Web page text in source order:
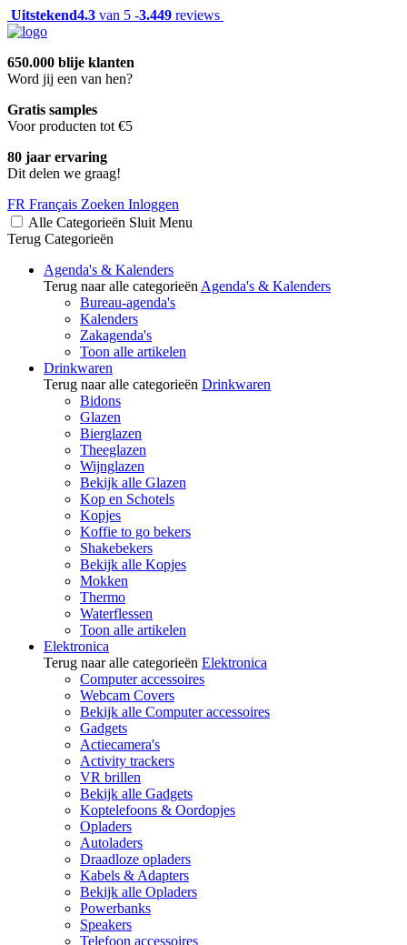
Uitstekend4.3 van 5 -3.449 reviews
650.000 blije klanten
Word jij een van hen?
Gratis samples
Voor producten tot €5
80 jaar ervaring
Dit delen we graag!
FR Français Zoeken Inloggen
Alle Categorieën Sluit Menu
Terug Categorieën
Agenda's & Kalenders
Terug naar alle categorieën Agenda's & Kalenders
Bureau-agenda's
Kalenders
Zakagenda's
Toon alle artikelen
Drinkwaren
Terug naar alle categorieën Drinkwaren
Bidons
Glazen
Bierglazen
Theeglazen
Wijnglazen
Bekijk alle Glazen
Kop en Schotels
Kopjes
Koffie to go bekers
Shakebekers
Bekijk alle Kopjes
Mokken
Thermo
Waterflessen
Toon alle artikelen
Elektronica
Terug naar alle categorieën Elektronica
Computer accessoires
Webcam Covers
Bekijk alle Computer accessoires
Gadgets
Actiecamera's
Activity trackers
VR brillen
Bekijk alle Gadgets
Koptelefoons & Oordopjes
Opladers
Autoladers
Draadloze opladers
Kabels & Adapters
Bekijk alle Opladers
Powerbanks
Speakers
Telefoon accessoires